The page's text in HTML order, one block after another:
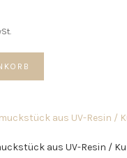
aus UV-Resin /